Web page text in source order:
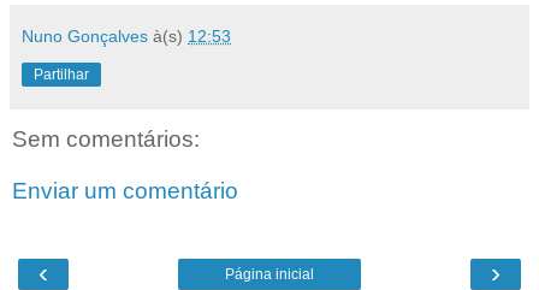
Nuno Gonçalves à(s) 12:53
Partilhar
Sem comentários:
Enviar um comentário
‹ ›
Página inicial